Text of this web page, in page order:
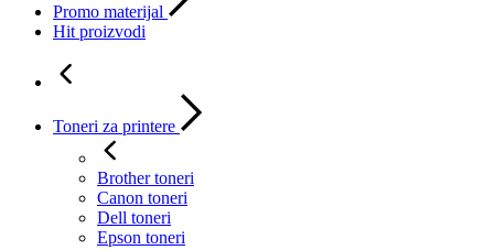
Promo materijal
Hit proizvodi
Toneri za printere
Brother toneri
Canon toneri
Dell toneri
Epson toneri